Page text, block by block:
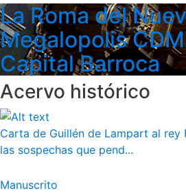
La Roma del
Megalopolis
Capital Barroca
Acervo histórico
Carta de Guillén de Lampart al rey
las sospechas que pend...
Manuscrito